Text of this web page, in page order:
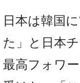
日本は韓国
た」と日本
最高フォワ